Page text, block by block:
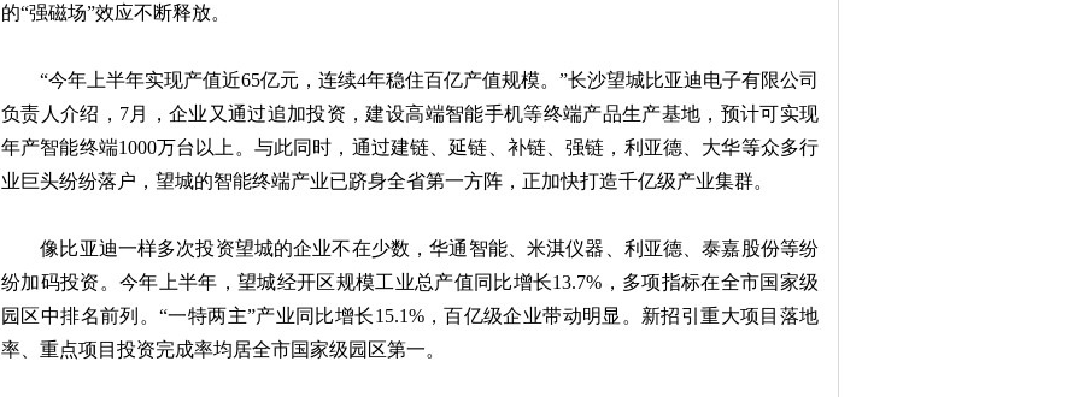
的“强磁场”效应不断释放。
“今年上半年实现产值近65亿元，连续4年稳住百亿产值规模。”长沙望城比亚迪电子有限公司
负责人介绍，7月，企业又通过追加投资，建设高端智能手机等终端产品生产基地，预计可实现
年产智能终端1000万台以上。与此同时，通过建链、延链、补链、强链，利亚德、大华等众多行
业巨头纷纷落户，望城的智能终端产业已跻身全省第一方阵，正加快打造千亿级产业集群。
像比亚迪一样多次投资望城的企业不在少数，华通智能、米淇仪器、利亚德、泰嘉股份等纷
纷加码投资。今年上半年，望城经开区规模工业总产值同比增长13.7%，多项指标在全市国家级
园区中排名前列。“一特两主”产业同比增长15.1%，百亿级企业带动明显。新招引重大项目落地
率、重点项目投资完成率均居全市国家级园区第一。